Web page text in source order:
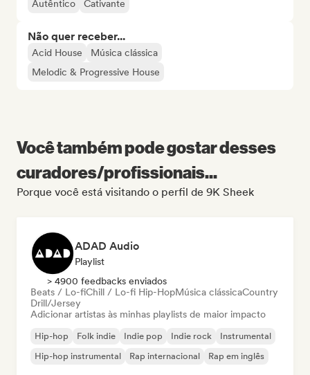
Autêntico Cativante
Não quer receber...
Acid House
Música clássica
Melodic & Progressive House
Você também pode gostar desses
curadores/profissionais...
Porque você está visitando o perfil de 9K Sheek
ADAD Audio
Playlist
> 4900 feedbacks enviados
Beats / Lo-fiChill / Lo-fi Hip-HopMúsica clássicaCountry
Drill/Jersey
Adicionar artistas às minhas playlists de maior impacto
Hip-hop Folk indie Indie pop Indie rock
Instrumental
Hip-hop instrumental
Rap internacional Rap em inglês